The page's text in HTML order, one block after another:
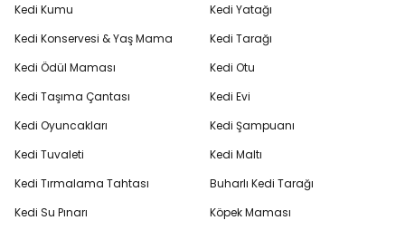
Kedi Kumu
Kedi Konservesi & Yaş Mama
Kedi Ödül Maması
Kedi Taşıma Çantası
Kedi Oyuncakları
Kedi Tuvaleti
Kedi Tırmalama Tahtası
Kedi Su Pınarı
Kedi Yatağı
Kedi Tarağı
Kedi Otu
Kedi Evi
Kedi Şampuanı
Kedi Maltı
Buharlı Kedi Tarağı
Köpek Maması